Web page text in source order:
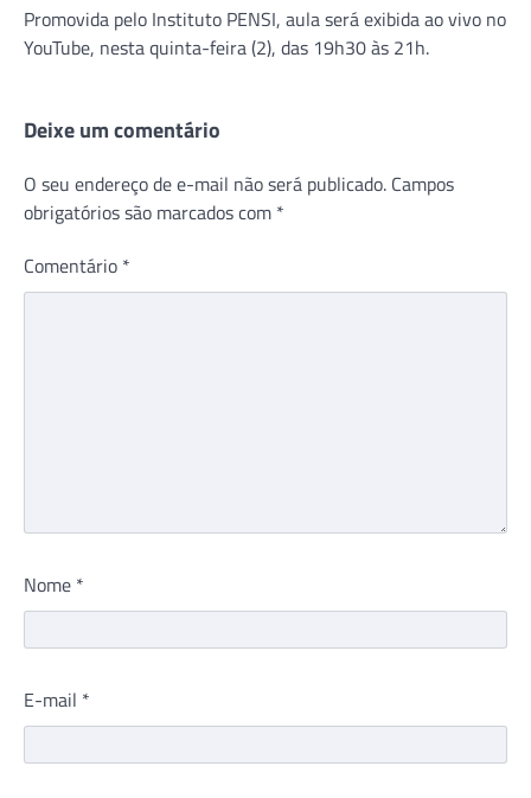
Promovida pelo Instituto PENSI, aula será exibida ao vivo no
YouTube, nesta quinta-feira (2), das 19h30 às 21h.
Deixe um comentário
O seu endereço de e-mail não será publicado. Campos
obrigatórios são marcados com *
Comentário *
Nome *
E-mail *